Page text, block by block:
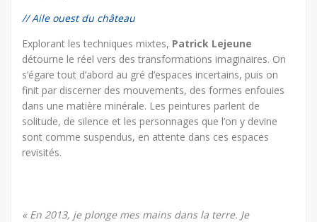
// Aile ouest du château
Explorant les techniques mixtes, Patrick Lejeune
détourne le réel vers des transformations imaginaires. On
s’égare tout d’abord au gré d’espaces incertains, puis on
finit par discerner des mouvements, des formes enfouies
dans une matière minérale. Les peintures parlent de
solitude, de silence et les personnages que l’on y devine
sont comme suspendus, en attente dans ces espaces
revisités.
« En 2013, je plonge mes mains dans la terre. Je